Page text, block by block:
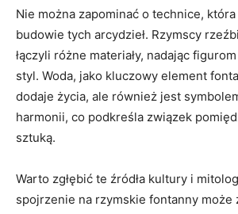
Nie można zapominać o technice, która
budowie tych arcydzieł. Rzymscy
łączyli różne materiały, nadając
styl. Woda, jako kluczowy element
dodaje życia, ale również jest
harmonii, co podkreśla związek
sztuką.
Warto zgłębić te źródła kultury i
spojrzenie na rzymskie fontanny może